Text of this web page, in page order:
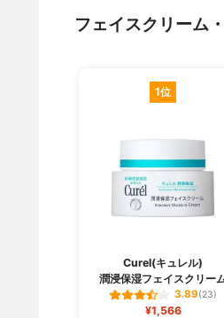
フェイスクリーム
1位
Curel(キュレル)
潤浸保湿フェイスクリー
3.89(23)
¥1,566